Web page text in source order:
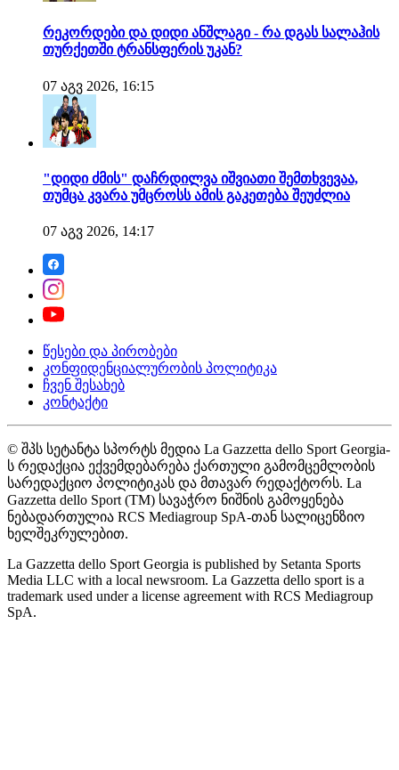
რეკორდები და დიდი ანშლაგი - რა დგას სალაჰის
თურქეთში ტრანსფერის უკან?
07 აგვ 2026, 16:15
"დიდი ძმის" დაჩრდილვა იშვიათი შემთხვევაა,
თუმცა კვარა უმცროსს ამის გაკეთება შეუძლია
07 აგვ 2026, 14:17
წესები და პირობები
კონფიდენციალურობის პოლიტიკა
ჩვენ შესახებ
კონტაქტი
© შპს სეტანტა სპორტს მედია La Gazzetta dello Sport Georgia-
ს რედაქცია ექვემდებარება ქართული გამომცემლობის
სარედაქციო პოლიტიკას და მთავარ რედაქტორს. La
Gazzetta dello Sport (TM) სავაჭრო ნიშნის გამოყენება
ნებადართულია RCS Mediagroup SpA-თან სალიცენზიო
ხელშეკრულებით.
La Gazzetta dello Sport Georgia is published by Setanta Sports
Media LLC with a local newsroom. La Gazzetta dello sport is a
trademark used under a license agreement with RCS Mediagroup
SpA.